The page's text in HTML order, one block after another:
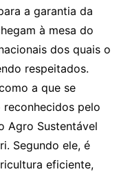
a garantia da
à mesa do
dos quais o
respeitados.
a que se
pelo
Agro Sustentável
Segundo ele, é
eficiente,